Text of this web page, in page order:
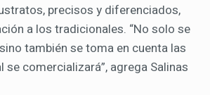
precisos y diferenciados,
a los tradicionales. “No solo se
también se toma en cuenta las
comercializará”, agrega Salinas